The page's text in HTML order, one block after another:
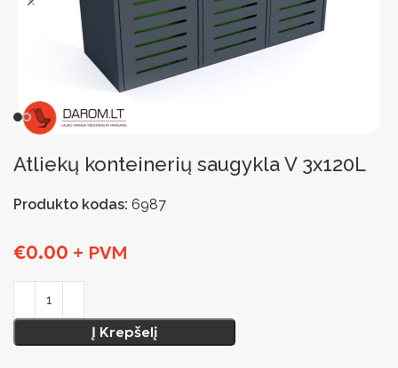
Atliekų konteinerių saugykla V 3x120L
Produkto kodas: 6987
€0.00 + PVM
Į Krepšelį